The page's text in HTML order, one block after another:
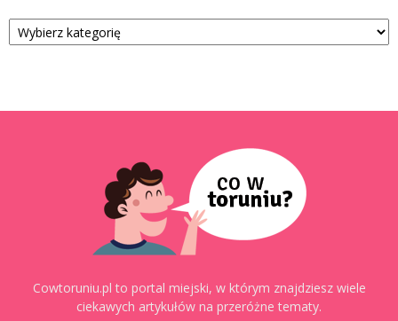
Kategorie
Cowtoruniu.pl to portal miejski, w którym znajdziesz wiele
ciekawych artykułów na przeróżne tematy.